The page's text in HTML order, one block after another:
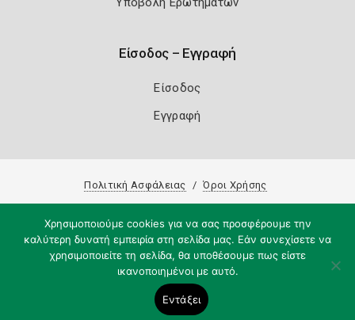
Είσοδος – Εγγραφή
Είσοδος
Εγγραφή
Πολιτική Ασφάλειας Όροι Χρήσης
Χρησιμοποιούμε cookies για να σας προσφέρουμε την
καλύτερη δυνατή εμπειρία στη σελίδα μας. Εάν συνεχίσετε να
χρησιμοποιείτε τη σελίδα, θα υποθέσουμε πως είστε
ικανοποιημένοι με αυτό.
Εντάξει